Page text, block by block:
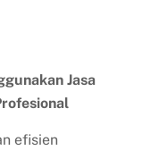
Jasa
efisien